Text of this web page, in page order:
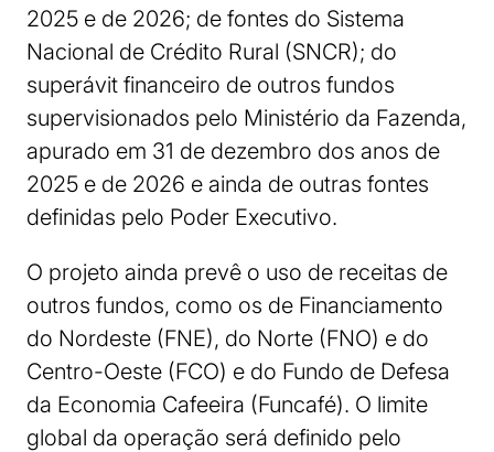
2025 e de 2026; de fontes do Sistema
Nacional de Crédito Rural (SNCR); do
superávit financeiro de outros fundos
supervisionados pelo Ministério da Fazenda,
apurado em 31 de dezembro dos anos de
2025 e de 2026 e ainda de outras fontes
definidas pelo Poder Executivo.
O projeto ainda prevê o uso de receitas de
outros fundos, como os de Financiamento
do Nordeste (FNE), do Norte (FNO) e do
Centro-Oeste (FCO) e do Fundo de Defesa
da Economia Cafeeira (Funcafé). O limite
global da operação será definido pelo